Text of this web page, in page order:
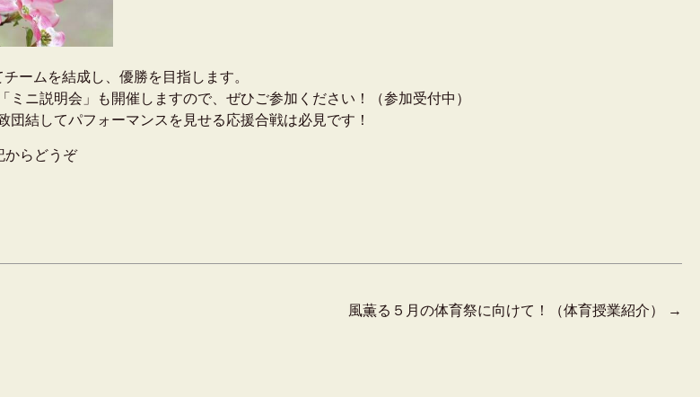
ームを結成し、優勝を目指します。
ニ説明会」も開催しますので、ぜひご参加ください！（参加受付中）
結してパフォーマンスを見せる応援合戦は必見です！
からどうぞ
風薫る５月の体育祭に向けて！（体育授業紹介） →